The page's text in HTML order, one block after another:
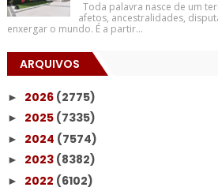
Toda palavra nasce de um
afetos, ancestralidades,
enxergar o mundo. É a partir...
ARQUIVOS
► 2026 (2775)
► 2025 (7335)
► 2024 (7574)
► 2023 (8382)
► 2022 (6102)